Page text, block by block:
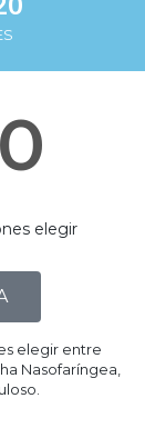
elegir
elegir entre
Nasofaríngea,